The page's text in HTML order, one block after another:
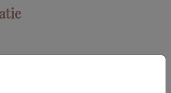
voor een extra detail. Mooi herfst of